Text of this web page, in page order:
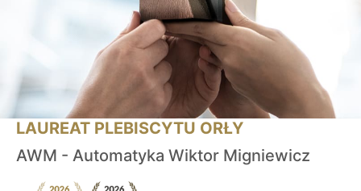
LAUREAT PLEBISCYTU ORŁY
AWM - Automatyka Wiktor Migniewicz